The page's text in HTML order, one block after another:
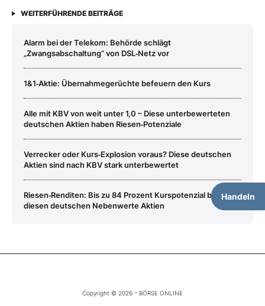
Handeln
WEITERFÜHRENDE BEITRÄGE
Alarm bei der Telekom: Behörde schlägt
„Zwangsabschaltung“ von DSL‑Netz vor
1&1‑Aktie: Übernahmegerüchte befeuern den Kurs
Alle mit KBV von weit unter 1,0 – Diese unterbewerteten
deutschen Aktien haben Riesen‑Potenziale
Verrecker oder Kurs‑Explosion voraus? Diese deutschen
Aktien sind nach KBV stark unterbewertet
Riesen‑Renditen: Bis zu 84 Prozent Kurspotenzial bei
diesen deutschen Nebenwerte Aktien
Copyright © 2026 – BÖRSE ONLINE